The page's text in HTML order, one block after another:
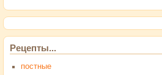
Рецепты...
постные